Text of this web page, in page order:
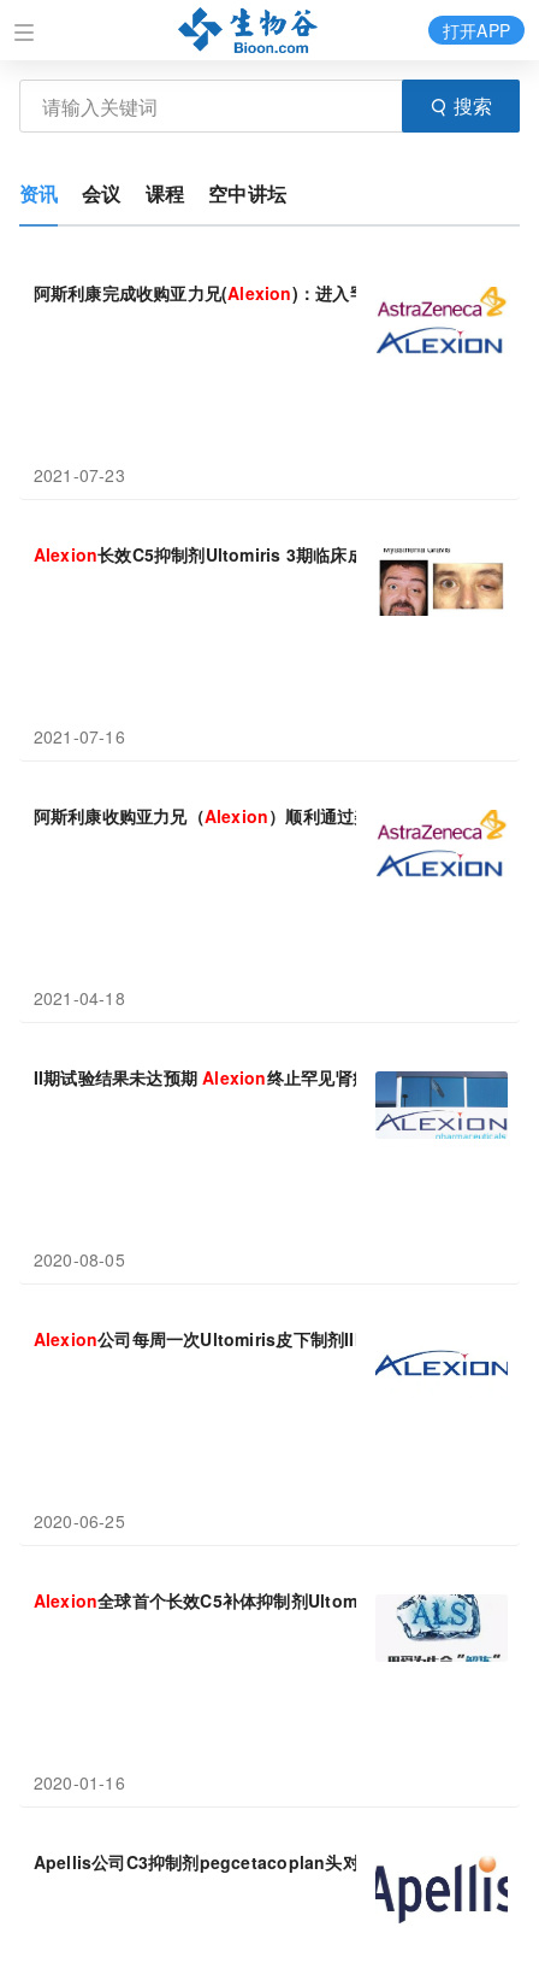
搜索
打开APP
资讯 会议 课程 空中讲坛
阿斯利康完成收购亚力兄(Alexion)：进入罕见病领域，开启阿斯
2021-07-23
Alexion长效C5抑制剂Ultomiris 3期临床成功：1周起效、疗效持
2021-07-16
阿斯利康收购亚力兄（Alexion）顺利通过美国反垄断审查！
2021-04-18
II期试验结果未达预期Alexion终止罕见肾病研发计划
2020-08-05
Alexion公司每周一次Ultomiris皮下制剂III期临床获得成功！
2020-06-25
Alexion全球首个长效C5补体抑制剂Ultomiris治疗ALS进入III期
2020-01-16
Apellis公司C3抑制剂pegcetacoplan头对头III期研究击败